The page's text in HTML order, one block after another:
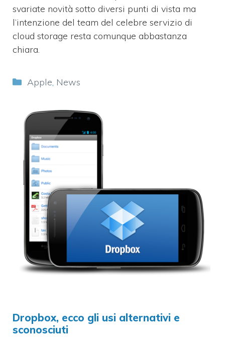
svariate novità sotto diversi punti di vista ma
l’intenzione del team del celebre servizio di
cloud storage resta comunque abbastanza
chiara.
Categorie
Apple, News
Dropbox, ecco gli usi alternativi e
sconosciuti